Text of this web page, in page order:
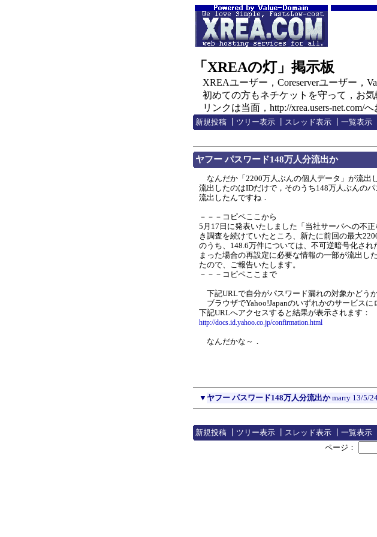
「XREAの灯」掲示板
XREAユーザー，Coreserverユーザー，
初めての方もネチケットを守って，お気
リンクは当面，http://xrea.users-net.com/へ
新規投稿 ツリー表示 スレッド表示 一覧表示
ヤフー パスワード148万人分流出か
なんだか「2200万人ぶんの個人データ」が流出
流出したのはIDだけで，そのうち148万人ぶんの
流出したんですね．
－－－コピペここから
5月17日に発表いたしました「当社サーバへの不
き調査を続けていたところ、新たに前回の最大
のうち、148.6万件については、不可逆暗号化さ
まった場合の再設定に必要な情報の一部が流出し
たので、ご報告いたします。
－－－コピペここまで
下記URLで自分がパスワード漏れの対象かどう
ブラウザでYahoo!Japanのいずれかのサービスに
下記URLへアクセスすると結果が表示されます：
http://docs.id.yahoo.co.jp/confirmation.html
なんだかな～．
▼ ヤフー パスワード148万人分流出か marry 13/5/
新規投稿
ツリー表示 スレッド表示 一覧表示
ページ：